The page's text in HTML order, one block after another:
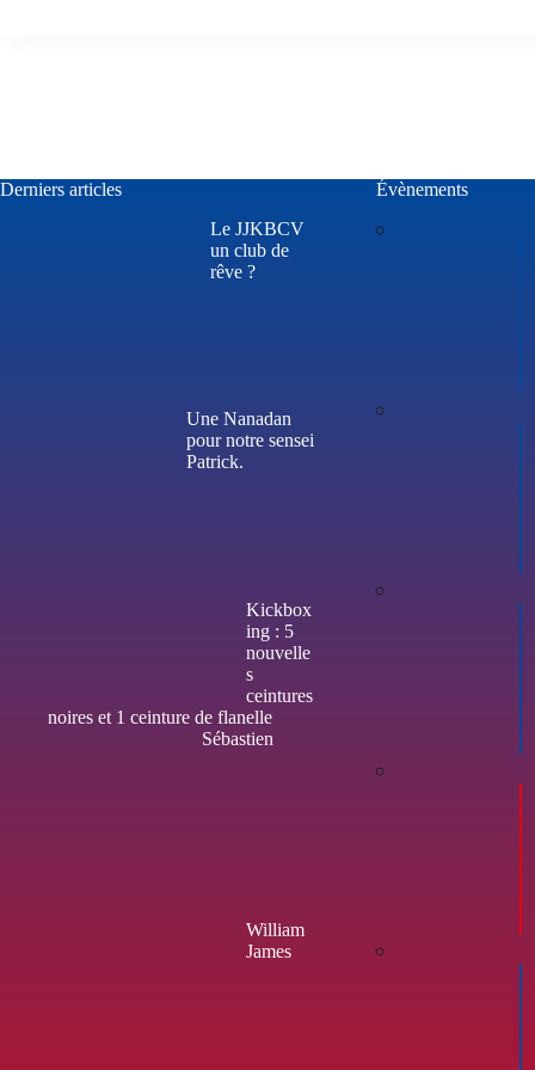
Derniers articles
Le JJKBCV
un club de
rêve ?
Une Nanadan
pour notre sensei
Patrick.
Kickbox
ing : 5
nouvelle
s
ceintures
noires et 1 ceinture de flanelle
Sébastien
William
James
Évènements